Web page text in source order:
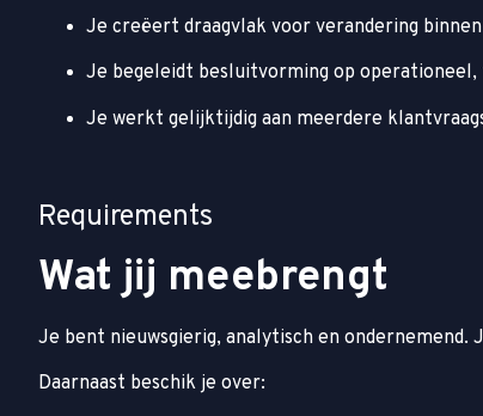
Je creëert draagvlak voor verandering
Je begeleidt besluitvorming op
Je werkt gelijktijdig aan meerdere
Requirements
Wat jij meebrengt
Je bent nieuwsgierig, analytisch en
Daarnaast beschik je over: